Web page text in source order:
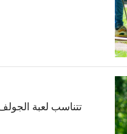
تتناسب لعبة